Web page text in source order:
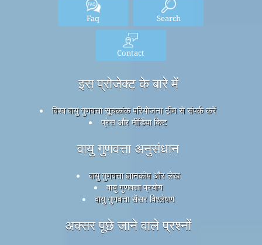
Faq Search
Contact
इस प्रोजेक्ट के बारे में
विश्व वायु गुणवत्ता सूचकांक परियोजना टीम से संपर्क करें
प्रेस और मीडिया किट
वायु गुणवत्ता अनुसंधान
वायु गुणवत्ता ज्ञानकोष और लेख
वायु गुणवत्ता प्रयोग
वायु गुणवत्ता सेंसर विश्लेषण
अक्सर पूछे जाने वाले प्रश्नों